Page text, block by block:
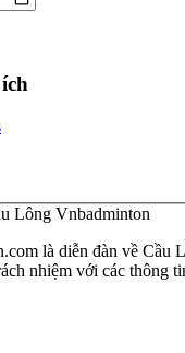
Lông Vnbadminton
là diễn đàn về Cầu
nhiệm với các thông